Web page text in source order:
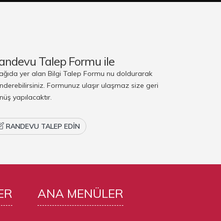
Talep Formu ile
yer alan Bilgi Talep Formu nu doldurarak
Formunuz ulaşır ulaşmaz size geri
yapılacaktır.
RANDEVU TALEP EDIN
ANA MENÜLER